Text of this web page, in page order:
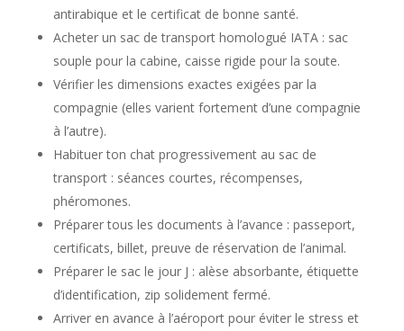
antirabique et le certificat de bonne santé.
Acheter un sac de transport homologué IATA : sac
souple pour la cabine, caisse rigide pour la soute.
Vérifier les dimensions exactes exigées par la
compagnie (elles varient fortement d’une compagnie
à l’autre).
Habituer ton chat progressivement au sac de
transport : séances courtes, récompenses,
phéromones.
Préparer tous les documents à l’avance : passeport,
certificats, billet, preuve de réservation de l’animal.
Préparer le sac le jour J : alèse absorbante, étiquette
d’identification, zip solidement fermé.
Arriver en avance à l’aéroport pour éviter le stress et